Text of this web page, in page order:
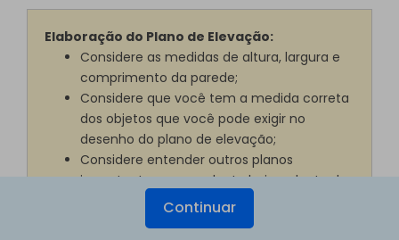
Elaboração do Plano de Elevação:
Considere as medidas de altura, largura e
comprimento da parede;
Considere que você tem a medida correta
dos objetos que você pode exigir no
desenho do plano de elevação;
Considere entender outros planos
importantes, como planta baixa, planta de
teto refletida e encanamento e
interruptores elétricos.
Continuar